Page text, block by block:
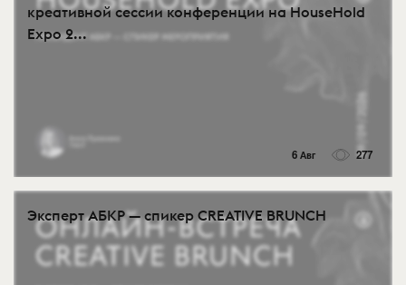
креативной сессии конференции на HouseHold
Expo 2...
6 Авг 277
Эксперт АБКР — спикер CREATIVE BRUNCH